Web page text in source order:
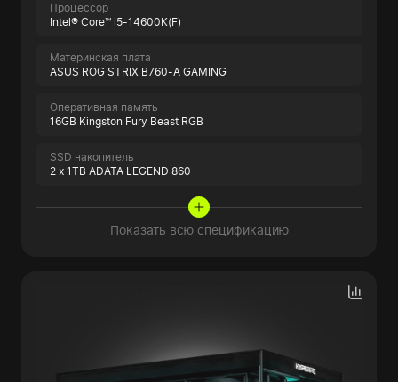
Процессор
Intel® Core™ i5-14600K(F)
Материнская плата
ASUS ROG STRIX B760-A GAMING
Оперативная память
16GB Kingston Fury Beast RGB
SSD накопитель
2 x 1TB ADATA LEGEND 860
Показать всю спецификацию